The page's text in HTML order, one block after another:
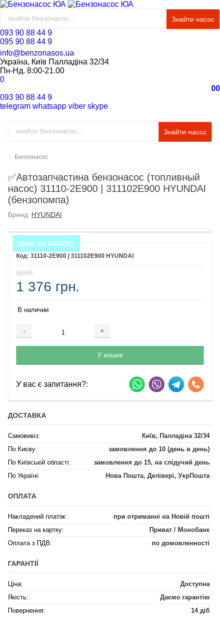
Знайти насос
093 90 88 44 9
095 90 88 44 9
info@benzonasos.ua
Україна, Київ Палладіна 32/34
Пн-Нд. 8:00-21.00
0
00
093 90 88 44 9
telegram whatsapp viber skype
Знайти насос
Бензонасос
✅Автозапчастина бензонасос (топливный
насос) 31110-2E900 | 311102E900 HYUNDAI
(бензопомпа)
Бренд HYUNDAI
ЦІНА ЗА НАСОС!
31110-2E900 | 311102E900 HYUNDAI
ЦЕНА
1 376 грн.
В наличии
- +
Добавляется...
У кошик
Добавлен
У вас є запитання?:
ДОСТАВКА
Самовивіз:
Київ, Палладіна 32/34
По Києву:
замовлення до 10 (день в день)
По Київській області:
замовлення до 15, на слідучий день
По Україні:
Нова Пошта, Делівері, УкрПошта
ОПЛАТА
Накладений платіж:
при отриманні на Новій пошті
Переказ на картку:
Приват / Монобанк
Оплата з ПДВ:
по домовленності
ГАРАНТІЇ
Ціна:
Доступна
Якість:
Даємо гарантію
Повернення:
14 діб